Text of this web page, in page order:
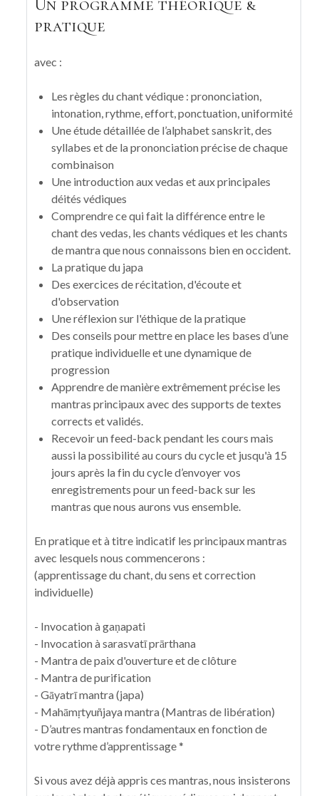
Un programme théorique &
pratique
avec :
Les règles du chant védique : prononciation,
intonation, rythme, effort, ponctuation, uniformité
Une étude détaillée de l’alphabet sanskrit, des
syllabes et de la prononciation précise de chaque
combinaison
Une introduction aux vedas et aux principales
déités védiques
Comprendre ce qui fait la différence entre le
chant des vedas, les chants védiques et les chants
de mantra que nous connaissons bien en occident.
La pratique du japa
Des exercices de récitation, d'écoute et
d'observation
Une réflexion sur l'éthique de la pratique
Des conseils pour mettre en place les bases d’une
pratique individuelle et une dynamique de
progression
Apprendre de manière extrêmement précise les
mantras principaux avec des supports de textes
corrects et validés.
Recevoir un feed-back pendant les cours mais
aussi la possibilité au cours du cycle et jusqu'à 15
jours après la fin du cycle d’envoyer vos
enregistrements pour un feed-back sur les
mantras que nous aurons vus ensemble.
En pratique et à titre indicatif les principaux mantras
avec lesquels nous commencerons :
(apprentissage du chant, du sens et correction
individuelle)
- Invocation à gaṇapati
- Invocation à sarasvatī prārthana
- Mantra de paix d'ouverture et de clôture
- Mantra de purification
- Gāyatrī mantra (japa)
- Mahāmṛtyuñjaya mantra (Mantras de libération)
- D’autres mantras fondamentaux en fonction de
votre rythme d’apprentissage *
Si vous avez déjà appris ces mantras, nous insisterons